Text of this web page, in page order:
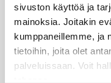
sivuston käyttöä ja
mainoksia. Joitakin
kumppaneillemme, ja
tietoihin, joita olet
palveluissaan. Voit